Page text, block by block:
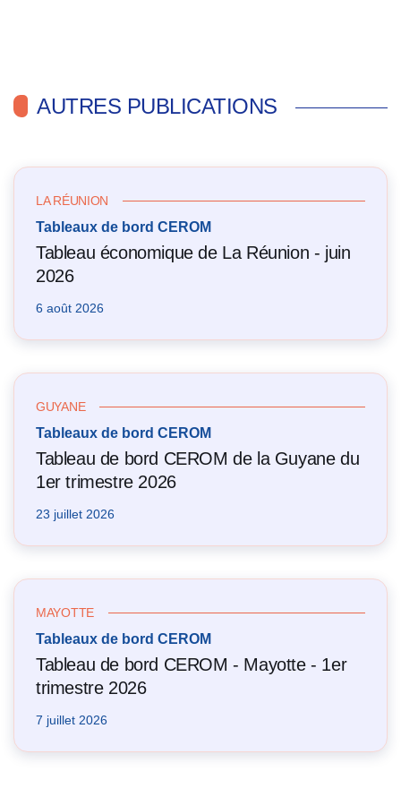
AUTRES PUBLICATIONS
LA RÉUNION
Tableaux de bord CEROM
Tableau économique de La Réunion - juin
2026
6 août 2026
GUYANE
Tableaux de bord CEROM
Tableau de bord CEROM de la Guyane du
1er trimestre 2026
23 juillet 2026
MAYOTTE
Tableaux de bord CEROM
Tableau de bord CEROM - Mayotte - 1er
trimestre 2026
7 juillet 2026